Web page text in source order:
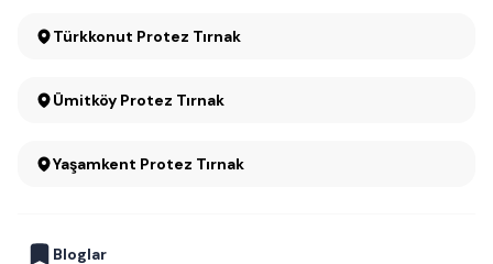
Türkkonut Protez Tırnak
Ümitköy Protez Tırnak
Yaşamkent Protez Tırnak
Bloglar